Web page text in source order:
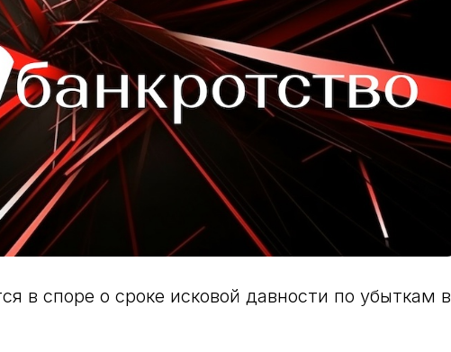
в споре о сроке исковой давности по убыткам в